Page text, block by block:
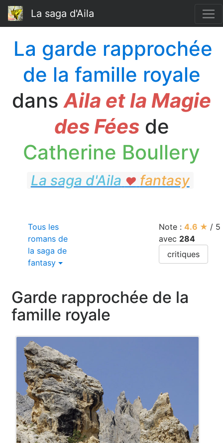
La saga d'Aila
La garde rapprochée
de la famille royale
dansAila et la Magie
des Féesde
Catherine Boullery
La saga d'Aila ♥ fantasy
Tous les
romans de
la saga de
fantasy
Note : 4.6 ★ / 5
avec 284
critiques
Garde rapprochée de la
famille royale